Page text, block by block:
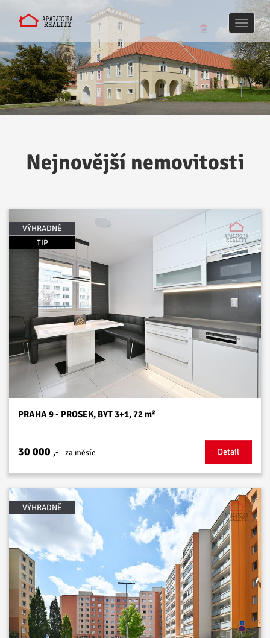
Nejnovější nemovitosti
VÝHRADNĚ
TIP
PRAHA 9 - PROSEK, BYT 3+1, 72 m²
30 000 ,- za měsíc Detail
VÝHRADNĚ